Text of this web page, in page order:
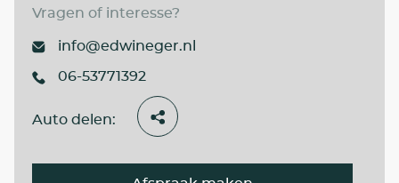
Vragen of interesse?
info@edwineger.nl
06-53771392
Auto delen: